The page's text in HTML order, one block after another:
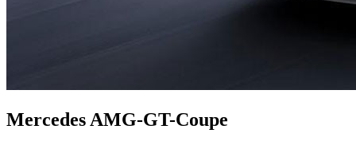
Mercedes AMG-GT-Coupe